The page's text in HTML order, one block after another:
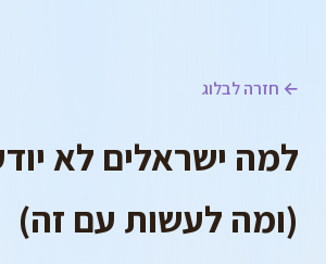
← חזרה לבלוג
למה ישראלים לא
(ומה לעשות עם זה)